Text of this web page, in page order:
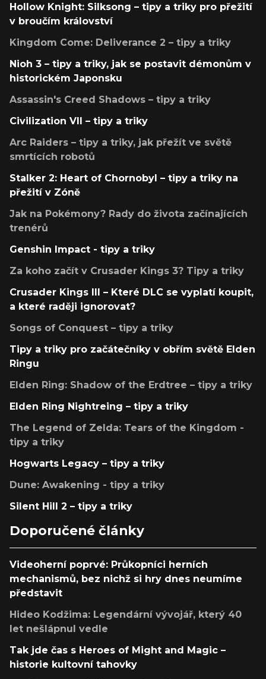
Hollow Knight: Silksong – tipy a triky pro přežití
v broučím království
Kingdom Come: Deliverance 2 – tipy a triky
Nioh 3 – tipy a triky, jak se postavit démonům v
historickém Japonsku
Assassin's Creed Shadows – tipy a triky
Civilization VII – tipy a triky
Arc Raiders – tipy a triky, jak přežít ve světě
smrtících robotů
Stalker 2: Heart of Chornobyl – tipy a triky na
přežití v Zóně
Jak na Pokémony? Rady do života začínajících
trenérů
Genshin Impact - tipy a triky
Za koho začít v Crusader Kings 3? Tipy a triky
Crusader Kings III – Které DLC se vyplatí koupit,
a které raději ignorovat?
Songs of Conquest – tipy a triky
Tipy a triky pro začátečníky v obřím světě Elden
Ringu
Elden Ring: Shadow of the Erdtree – tipy a triky
Elden Ring Nightreing – tipy a triky
The Legend of Zelda: Tears of the Kingdom -
tipy a triky
Hogwarts Legacy – tipy a triky
Dune: Awakening - tipy a triky
Silent Hill 2 – tipy a triky
Doporučené články
Videoherní poprvé: Průkopníci herních
mechanismů, bez nichž si hry dnes neumíme
představit
Hideo Kodžima: Legendární vývojář, který 40
let nešlápnul vedle
Tak jde čas s Heroes of Might and Magic –
historie kultovní tahovky